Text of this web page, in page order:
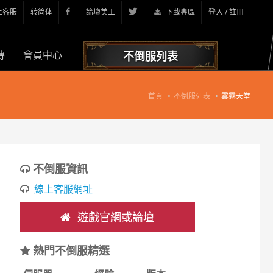
客服 转简体 論壇美工 下載專區 登入 / 註冊
會員中心 不倒服列表
首頁 不倒服列表 雲霧天堂
不倒服資訊
線上客服網址
遊戲官網或論壇
熱門不倒服精選